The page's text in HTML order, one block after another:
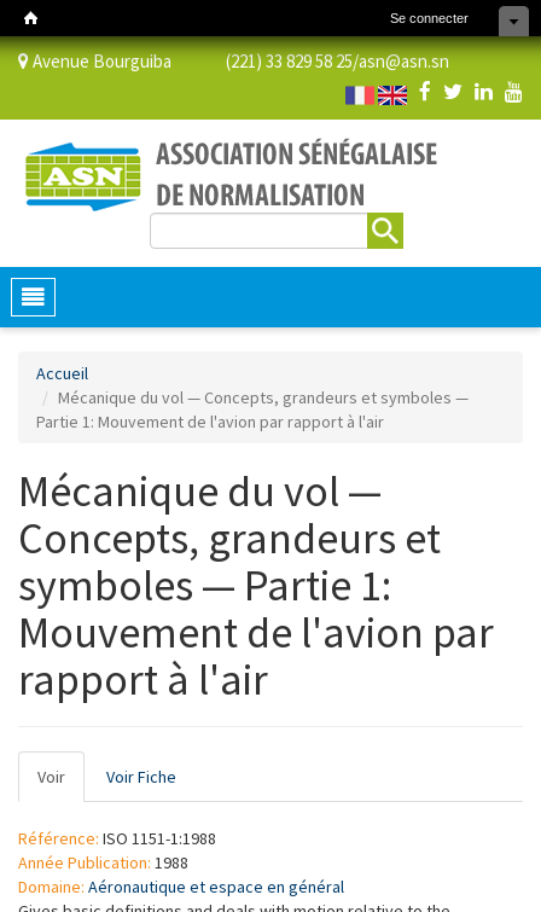
Se connecter
Avenue Bourguiba (221) 33 829 58 25/asn@asn.sn
Formulaire de recherche
Toggle
navigation
Accueil
Mécanique du vol — Concepts, grandeurs et symboles —
Partie 1: Mouvement de l'avion par rapport à l'air
Mécanique du vol —
Concepts, grandeurs et
symboles — Partie 1:
Mouvement de l'avion par
rapport à l'air
Onglets
principaux
Voir (onglet
actif)
Voir Fiche
Référence: ISO 1151-1:1988
Année Publication: 1988
Domaine: Aéronautique et espace en général